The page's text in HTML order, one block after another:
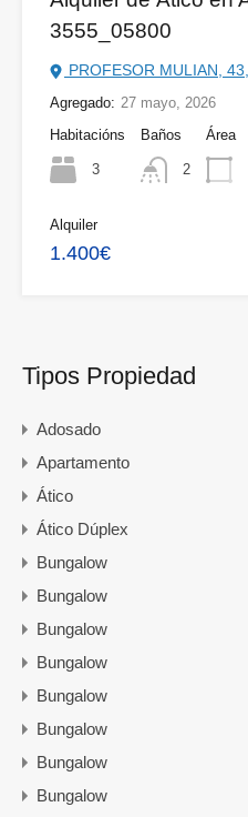
3555_05800
PROFESOR MULIAN,
Agregado: 27 mayo, 2026
Habitacións
3
Baños
2
Área
Alquiler
1.400€
Tipos Propiedad
Adosado
Apartamento
Ático
Ático Dúplex
Bungalow
Bungalow
Bungalow
Bungalow
Bungalow
Bungalow
Bungalow
Bungalow